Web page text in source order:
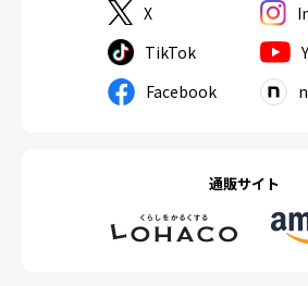
X
TikTok
Facebook
通販サイト